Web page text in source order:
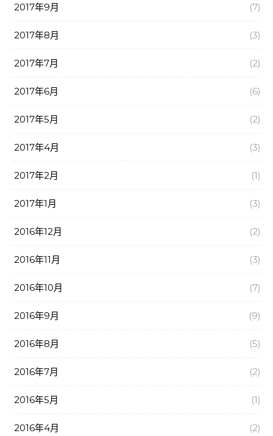
2017年9月 (7)
2017年8月 (3)
2017年7月 (2)
2017年6月 (6)
2017年5月 (2)
2017年4月 (3)
2017年2月 (1)
2017年1月 (3)
2016年12月 (2)
2016年11月 (3)
2016年10月 (7)
2016年9月 (9)
2016年8月 (5)
2016年7月 (2)
2016年5月 (1)
2016年4月 (2)